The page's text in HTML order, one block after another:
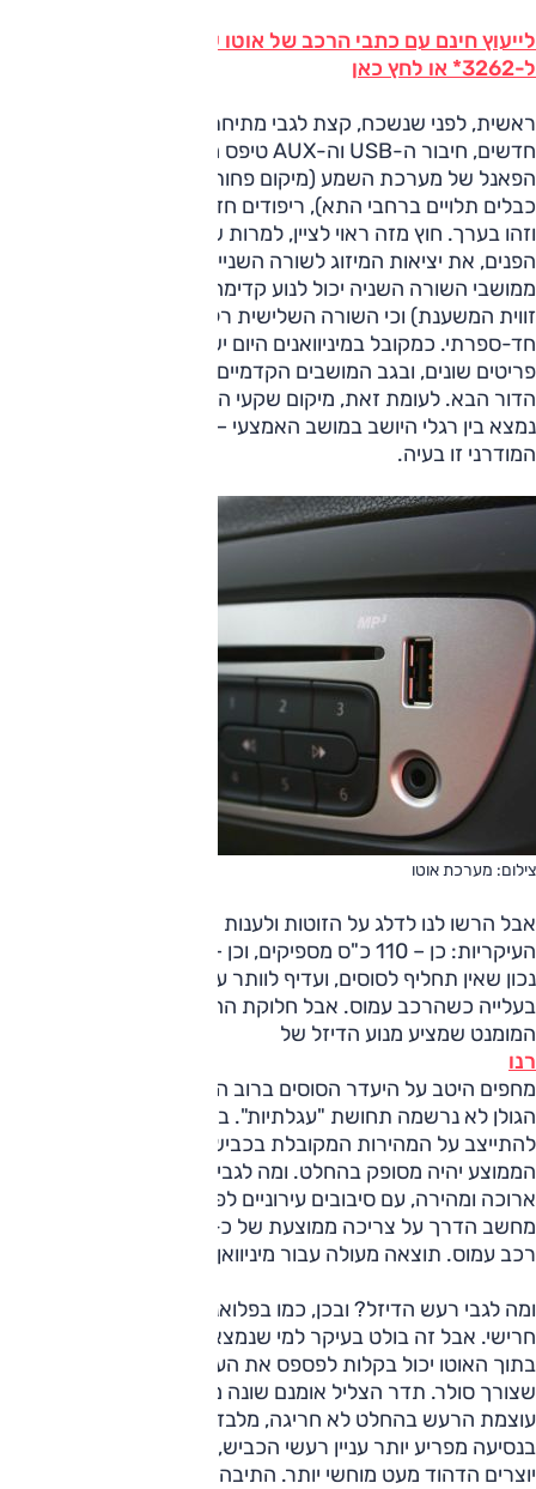
לייעוץ חינם עם כתבי הרכב של אוטו על רנו סניק חייג
ל-3262* או לחץ כאן
ראשית, לפני שנשכח, קצת לגבי מתיחת הפנים – יש חישוקים
חדשים, חיבור ה-USB וה-AUX טיפס מליד שקע הכוח אל
הפאנל של מערכת השמע (מיקום פחות מוצלח, לטעמי, שגורר
וזהו בערך. חוץ מזה ראוי לציין, למרות שכך היה גם לפני מתיחת
הפנים, את יציאות המיזוג לשורה השנייה, את העובדה שכל אחד
ממושבי השורה השניה יכול לנוע קדימה ואחורה (וניתן לכוון את
זווית המשענת) וכי השורה השלישית רלוונטית בעיקר לילדים
חד-ספרתי. כמקובל במיניוואנים היום יש שפע תאים לאחסון
פריטים שונים, ובגב המושבים הקדמיים יש מגשים לטובת ציורי
הדור הבא. לעומת זאת, מיקום שקעי הכוח לא אידיאלי – האחורי
נמצא בין רגלי היושב במושב האמצעי – ובעולם הגאדג'טים
המודרני זו בעיה.
צילום: מערכת אוטו
אבל הרשו לנו לדלג על הזוטות ולענות מיד על השאלות
העיקריות: כן – 110 כ"ס מספיקים, וכן – הוא באמת חסכוני. אז
נכון שאין תחליף לסוסים, ועדיף לוותר על עקיפות הרפתקניות
בעלייה כשהרכב עמוס. אבל חלוקת ההילוכים הטובה וזמינות
המומנט שמציע מנוע הדיזל של
רנו
מחפים היטב על היעדר הסוסים ברוב הזמן, וגם בעליות לרמת
הגולן לא נרשמה תחושת "עגלתיות". בשיוט לא הייתה שום בעיה
הממוצע יהיה מסופק בהחלט. ומה לגבי החיסכון? בסוף נסיעה
ארוכה ומהירה, עם סיבובים עירוניים לפתיחה וקינוח, הראה
רכב עמוס. תוצאה מעולה עבור מיניוואן.
ומה לגבי רעש הדיזל? ובכן, כמו בפלואנס, המנוע כאן לא בדיוק
חרישי. אבל זה בולט בעיקר למי שנמצא מחוץ לרכב – מי שיושב
בתוך האוטו יכול בקלות לפספס את העובדה שהוא נוסע ברכב
שצורך סולר. תדר הצליל אומנם שונה משל מנוע בנזין, אבל
עוצמת הרעש בהחלט לא חריגה, מלבד טרטור קל כשהמנוע קר.
בנסיעה מפריע יותר עניין רעשי הכביש, שבתוך הקופסה הגדולה
יוצרים הדהוד מעט מוחשי יותר. התיבה הדו-מצמדית, אגב,